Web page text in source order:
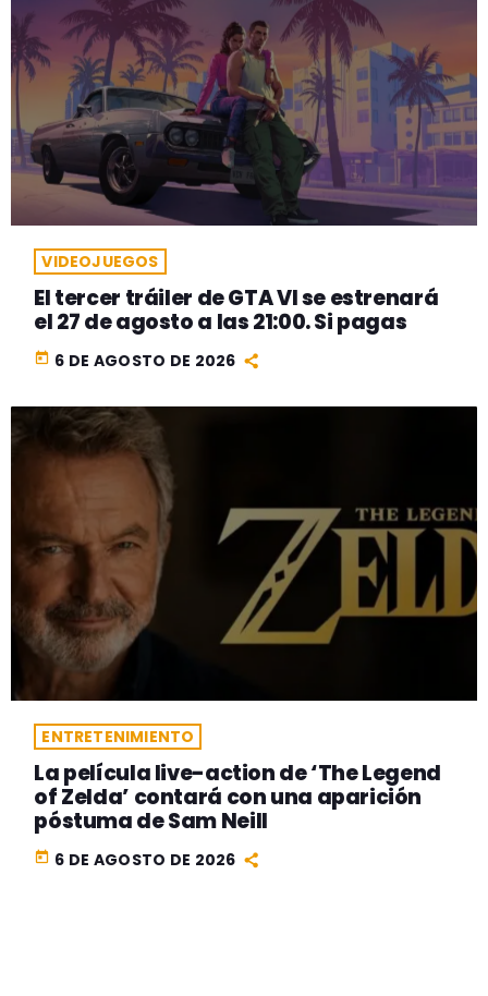
VIDEOJUEGOS
El tercer tráiler de GTA VI se estrenará
el 27 de agosto a las 21:00. Si pagas
today 6 DE AGOSTO DE 2026
ENTRETENIMIENTO
La película live-action de ‘The Legend
of Zelda’ contará con una aparición
póstuma de Sam Neill
today 6 DE AGOSTO DE 2026